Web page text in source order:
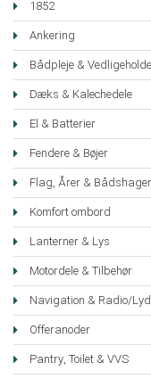
1852
Ankering
Bådpleje &
Dæks & Kalechedele
El & Batterier
Fendere & Bøjer
Flag, Årer & Bådshager
Komfort ombord
Lanterner & Lys
Motordele & Tilbehør
Navigation & Radio/Lyd
Offeranoder
Pantry, Toilet & VVS